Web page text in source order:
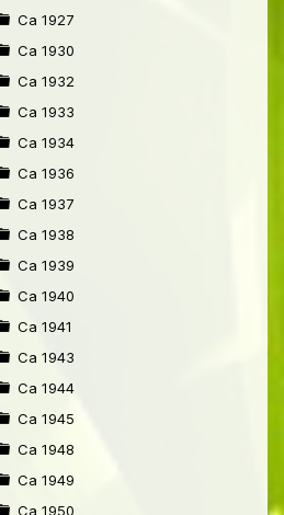
Ca 1927
Ca 1930
Ca 1932
Ca 1933
Ca 1934
Ca 1936
Ca 1937
Ca 1938
Ca 1939
Ca 1940
Ca 1941
Ca 1943
Ca 1944
Ca 1945
Ca 1948
Ca 1949
Ca 1950